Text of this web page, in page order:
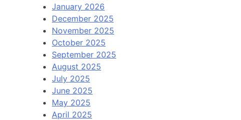
January 2026
December 2025
November 2025
October 2025
September 2025
August 2025
July 2025
June 2025
May 2025
April 2025